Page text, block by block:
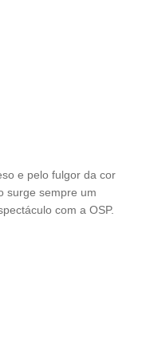
e pelo fulgor da cor
surge sempre um
com a OSP.